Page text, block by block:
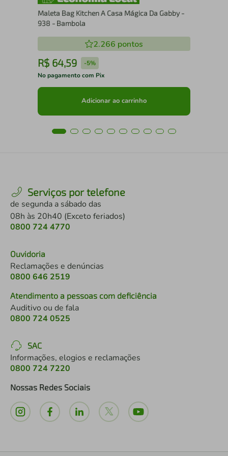
Maleta Bag Kitchen A Casa Mágica Da Gabby -
938 - Bambola
2.266 pontos
R$ 64,59 -5%
No pagamento com Pix
Adicionar ao carrinho
Serviços por telefone
de segunda a sábado das
08h às 20h40 (Exceto feriados)
0800 724 4770
Ouvidoria
Reclamações e denúncias
0800 646 2519
Atendimento a pessoas com deficiência
Auditivo ou de fala
0800 724 0525
SAC
Informações, elogios e reclamações
0800 724 7220
Nossas Redes Sociais